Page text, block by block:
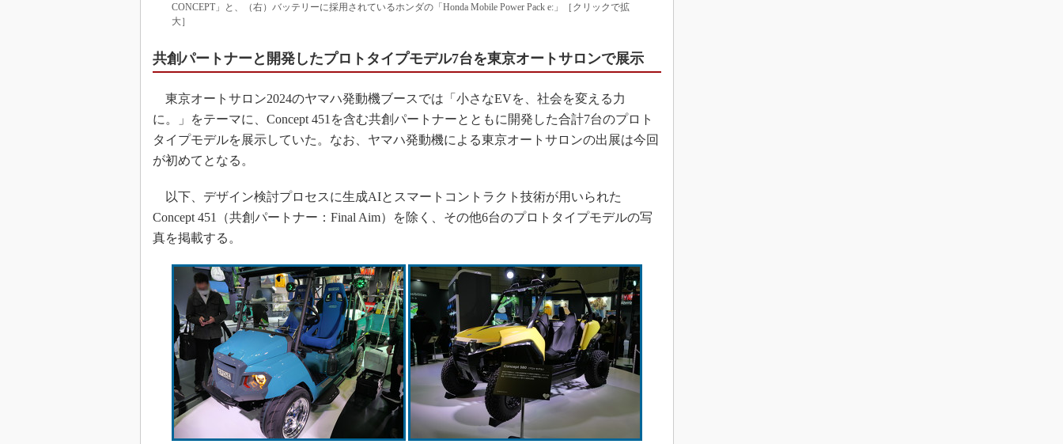
CONCEPT」と、（右）バッテリーに採用されているホンダの「Honda Mobile Power Pack e:」［クリックで拡
大］
共創パートナーと開発したプロトタイプモデル7台を東京オートサロンで展示
東京オートサロン2024のヤマハ発動機ブースでは「小さなEVを、社会を変える力
に。」をテーマに、Concept 451を含む共創パートナーとともに開発した合計7台のプロト
タイプモデルを展示していた。なお、ヤマハ発動機による東京オートサロンの出展は今回
が初めてとなる。
以下、デザイン検討プロセスに生成AIとスマートコントラクト技術が用いられた
Concept 451（共創パートナー：Final Aim）を除く、その他6台のプロトタイプモデルの写
真を掲載する。